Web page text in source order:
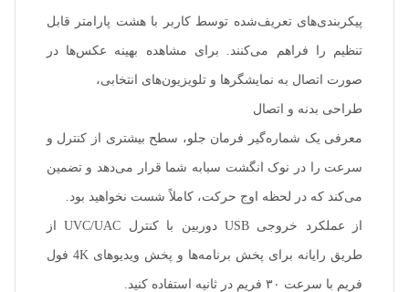
پیکربندی‌های تعریف‌شده توسط کاربر با هشت پارامتر قابل
تنظیم را فراهم می‌کنند. برای مشاهده بهینه عکس‌ها در
صورت اتصال به نمایشگرها و تلویزیون‌های انتخابی،
طراحی بدنه و اتصال
معرفی یک شماره‌گیر فرمان جلو، سطح بیشتری از کنترل و
سرعت را در نوک انگشت سبابه شما قرار می‌دهد و تضمین
می‌کند که در لحظه اوج حرکت، کاملاً شست نخواهید بود.
از عملکرد خروجی USB دوربین با کنترل UVC/UAC از
طریق رایانه برای پخش برنامه‌ها و پخش ویدیوهای 4K فول
فریم با سرعت ۳۰ فریم در ثانیه استفاده کنید.